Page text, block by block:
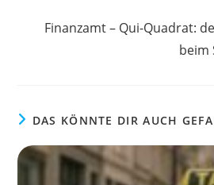
Finanzamt – Qui-Quadrat:
beim
DAS KÖNNTE DIR AUCH